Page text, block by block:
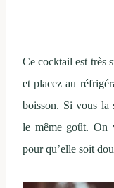
Ce cocktail est très
et placez au
boisson. Si vous la
le même goût. On
pour qu’elle soit